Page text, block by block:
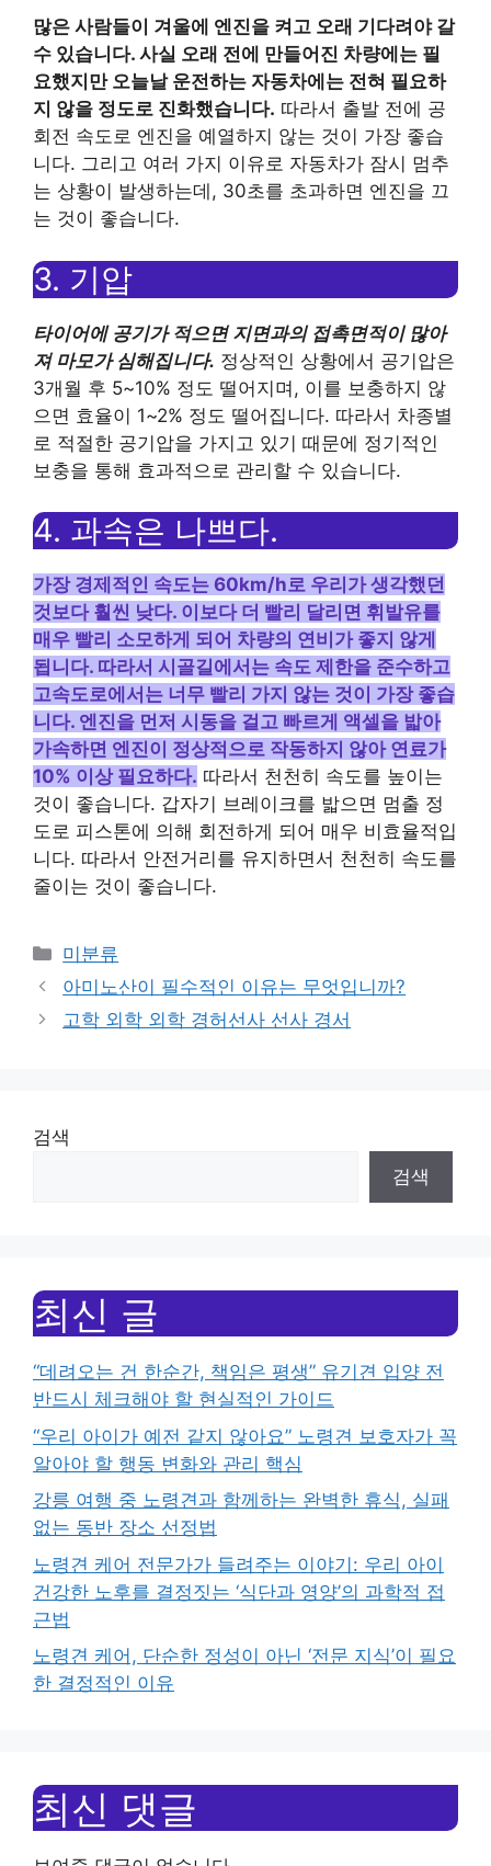
많은 사람들이 겨울에 엔진을 켜고 오래 기다려야 갈
수 있습니다. 사실 오래 전에 만들어진 차량에는 필
요했지만 오늘날 운전하는 자동차에는 전혀 필요하
지 않을 정도로 진화했습니다. 따라서 출발 전에 공
회전 속도로 엔진을 예열하지 않는 것이 가장 좋습
니다. 그리고 여러 가지 이유로 자동차가 잠시 멈추
는 상황이 발생하는데, 30초를 초과하면 엔진을 끄
는 것이 좋습니다.
3. 기압
타이어에 공기가 적으면 지면과의 접촉면적이 많아
져 마모가 심해집니다. 정상적인 상황에서 공기압은
3개월 후 5~10% 정도 떨어지며, 이를 보충하지 않
으면 효율이 1~2% 정도 떨어집니다. 따라서 차종별
로 적절한 공기압을 가지고 있기 때문에 정기적인
보충을 통해 효과적으로 관리할 수 있습니다.
4. 과속은 나쁘다.
가장 경제적인 속도는 60km/h로 우리가 생각했던
것보다 훨씬 낮다. 이보다 더 빨리 달리면 휘발유를
매우 빨리 소모하게 되어 차량의 연비가 좋지 않게
됩니다. 따라서 시골길에서는 속도 제한을 준수하고
고속도로에서는 너무 빨리 가지 않는 것이 가장 좋습
니다. 엔진을 먼저 시동을 걸고 빠르게 액셀을 밟아
가속하면 엔진이 정상적으로 작동하지 않아 연료가
10% 이상 필요하다. 따라서 천천히 속도를 높이는
것이 좋습니다. 갑자기 브레이크를 밟으면 멈출 정
도로 피스톤에 의해 회전하게 되어 매우 비효율적입
니다. 따라서 안전거리를 유지하면서 천천히 속도를
줄이는 것이 좋습니다.
Categories
미분류
아미노산이 필수적인 이유는 무엇입니까?
고학 외학 외학 경허선사 선사 경서
검색
검색
최신 글
“데려오는 건 한순간, 책임은 평생” 유기견 입양 전
반드시 체크해야 할 현실적인 가이드
“우리 아이가 예전 같지 않아요” 노령견 보호자가 꼭
알아야 할 행동 변화와 관리 핵심
강릉 여행 중 노령견과 함께하는 완벽한 휴식, 실패
없는 동반 장소 선정법
노령견 케어 전문가가 들려주는 이야기: 우리 아이
건강한 노후를 결정짓는 ‘식단과 영양’의 과학적 접
근법
노령견 케어, 단순한 정성이 아닌 ‘전문 지식’이 필요
한 결정적인 이유
최신 댓글